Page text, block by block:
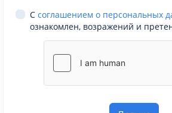
С соглашением о персональных
ознакомлен, возражений и